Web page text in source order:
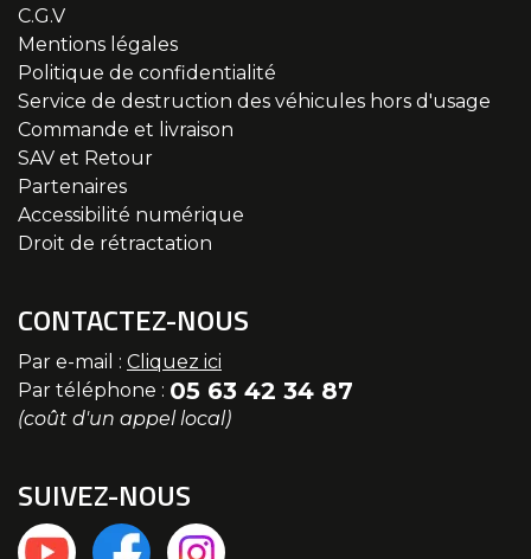
C.G.V
Mentions légales
Politique de confidentialité
Service de destruction des véhicules hors d'usage
Commande et livraison
SAV et Retour
Partenaires
Accessibilité numérique
Droit de rétractation
CONTACTEZ-NOUS
Par e-mail : Cliquez ici
Par téléphone : 05 63 42 34 87
(coût d'un appel local)
SUIVEZ-NOUS